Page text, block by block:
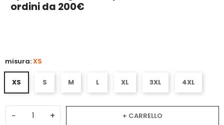
ordini da 200€
misura:XS
XS S M L XL 3XL 4XL
− + + CARRELLO